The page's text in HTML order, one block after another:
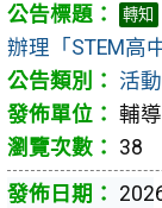
轉知
辦理「STEM高
活
輔
38